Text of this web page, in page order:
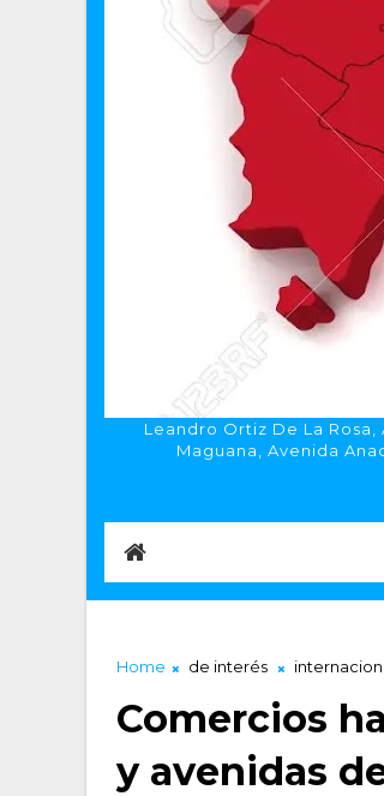
Leandro Ortiz De La
Maguana, Avenida
Home de interés
Comercios
y avenidas